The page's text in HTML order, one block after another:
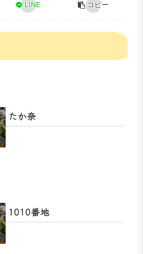
LINE コピー
たか奈
1010番地